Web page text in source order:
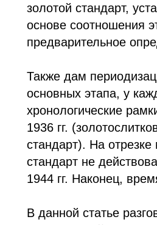
золотой стандарт,
основе соотношения
предварительное
Также дам
основных этапа, у
хронологические
1936 гг.
стандарт). На
стандарт не
1944 гг. Наконец,
В данной статье